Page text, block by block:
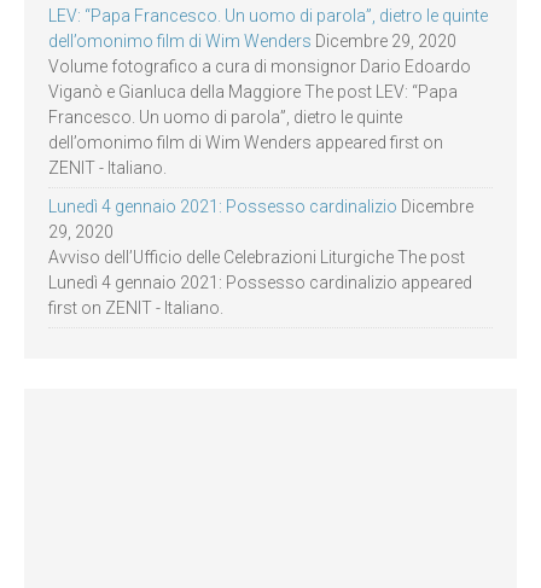
LEV: “Papa Francesco. Un uomo di parola”, dietro le quinte
dell’omonimo film di Wim Wenders Dicembre 29, 2020
Volume fotografico a cura di monsignor Dario Edoardo
Viganò e Gianluca della Maggiore The post LEV: “Papa
Francesco. Un uomo di parola”, dietro le quinte
dell’omonimo film di Wim Wenders appeared first on
ZENIT - Italiano.
Lunedì 4 gennaio 2021: Possesso cardinalizio Dicembre
29, 2020
Avviso dell’Ufficio delle Celebrazioni Liturgiche The post
Lunedì 4 gennaio 2021: Possesso cardinalizio appeared
first on ZENIT - Italiano.